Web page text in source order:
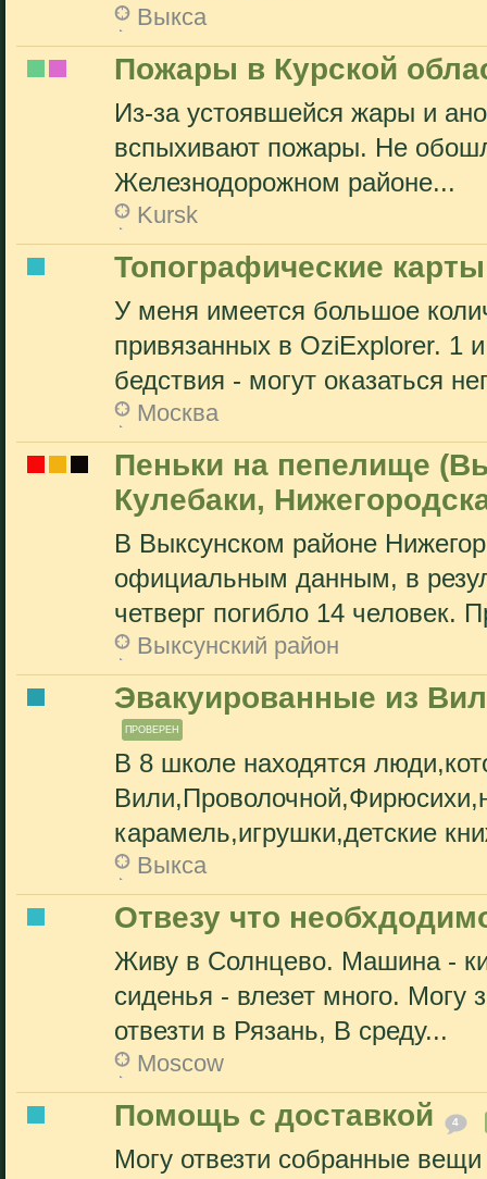
Выкса
Пожары в Курской
Из-за устоявшейся жары и
вспыхивают пожары. Не
Железнодорожном районе...
Kursk
Топографические карты
У меня имеется большое
привязанных в OziExplorer. 1
бедствия - могут оказаться
Москва
Пеньки на пепелище
Кулебаки,
В Выксунском районе
официальным данным, в
четверг погибло 14 человек.
Выксунский район
Эвакуированные из
ПРОВЕРЕН
В 8 школе находятся
карамель,игрушки,детские
Выкса
Отвезу что
Живу в Солнцево. Машина -
сиденья - влезет много.
отвезти в Рязань, В среду...
Moscow
Помощь с доставкой 4
Могу отвезти собранные